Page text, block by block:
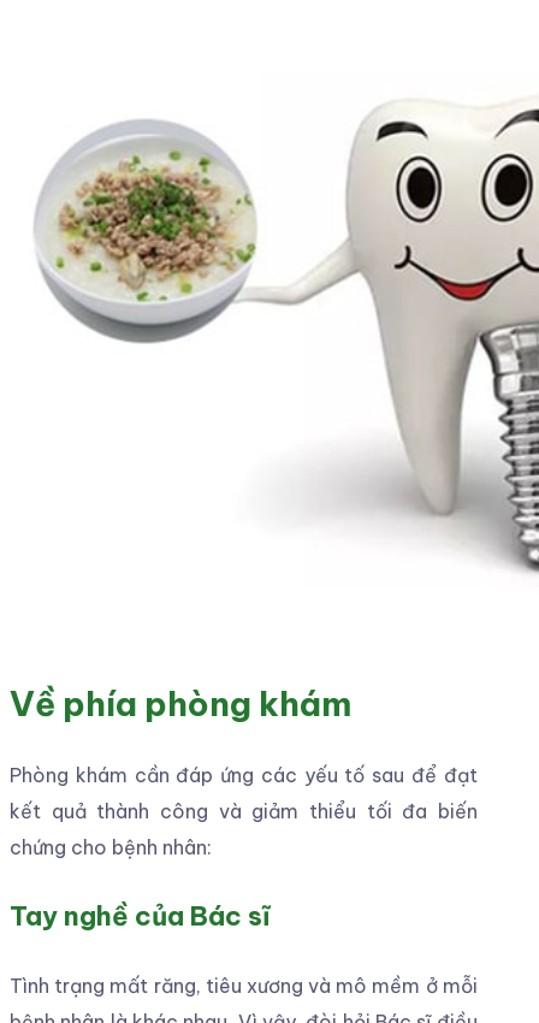
Phòng khám cần đáp ứng các yếu tố sau để đạt
kết quả thành công và giảm thiểu tối đa biến
chứng cho bệnh nhân:
Tay nghề của Bác sĩ
Tình trạng mất răng, tiêu xương và mô mềm ở mỗi
bệnh nhân là khác nhau. Vì vậy, đòi hỏi Bác sĩ điều
trị phải có kinh nghiệm, tầm nhìn tổng quát lẫn
chuyên sâu, để phân tích, tính toán và thiết kế
cho nụ cười của bệnh nhân đạt được kết quả toàn
diện, cả về chức năng ăn nhai lẫn thẩm mỹ rạng
bệnh nhân.
Điều kiện vô trùng của phòng khám
Để bảo vệ sức khỏe người bệnh tránh bị lây nhiễm
chéo, yếu tố vô trùng rất quan trọng. Phòng khám
cần đảm bảo không gian sạch sẽ, các dụng cụ
trang thiết bị y tế được vô trùng chuẩn theo các
tiêu chí của Bộ Y Tế.